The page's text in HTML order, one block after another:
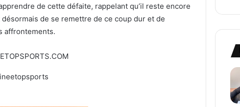
de cette défaite, rappelant qu’il reste encore
de se remettre de ce coup dur et de
affrontements.